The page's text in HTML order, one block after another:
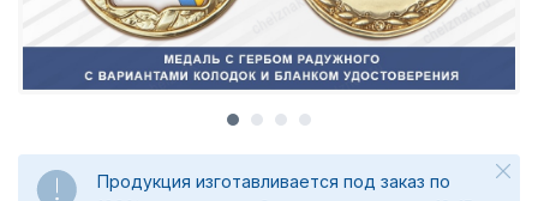
Продукция изготавливается под заказ по